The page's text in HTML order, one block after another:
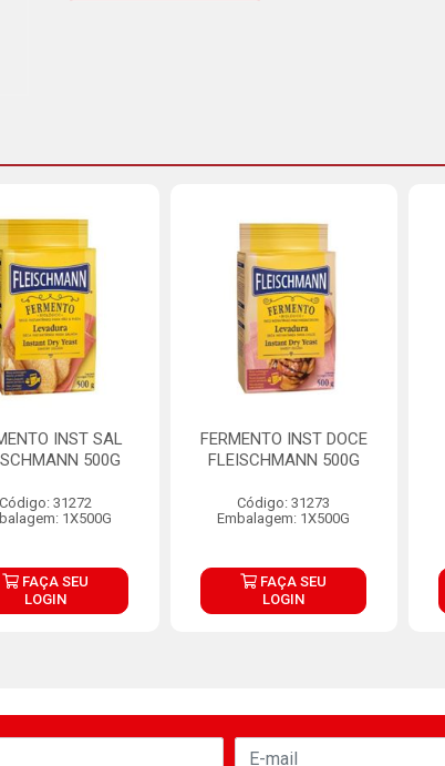
INST SAL
500G
Código: 31272
1X500G
FAÇA SEU
LOGIN
FERMENTO INST DOCE
FLEISCHMANN 500G
Código: 31273
Embalagem: 1X500G
FAÇA SEU
LOGIN